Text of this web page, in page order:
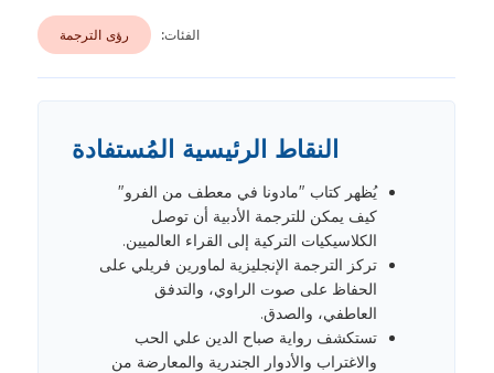
الفئات: رؤى الترجمة
النقاط الرئيسية المُستفادة
يُظهر كتاب "مادونا في معطف من الفرو"
كيف يمكن للترجمة الأدبية أن توصل
الكلاسيكيات التركية إلى القراء العالميين.
تركز الترجمة الإنجليزية لماورين فريلي على
الحفاظ على صوت الراوي، والتدفق
العاطفي، والصدق.
تستكشف رواية صباح الدين علي الحب
والاغتراب والأدوار الجندرية والمعارضة من